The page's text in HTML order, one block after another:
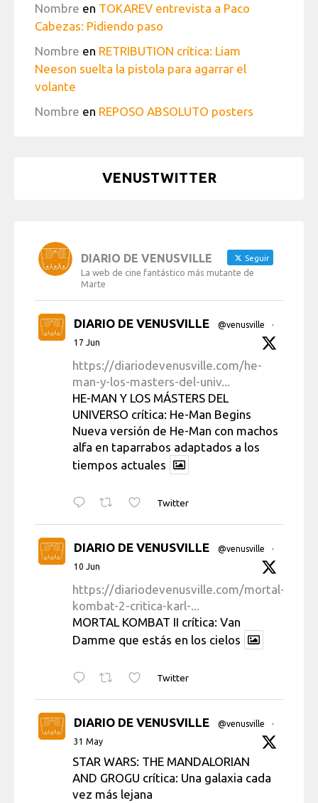
Nombre en TOKAREV entrevista a Paco
Cabezas: Pidiendo paso
Nombre en RETRIBUTION crítica: Liam
Neeson suelta la pistola para agarrar el
volante
Nombre en REPOSO ABSOLUTO posters
VENUSTWITTER
DIARIO DE VENUSVILLE Seguir
La web de cine fantástico más mutante de
Marte
DIARIO DE VENUSVILLE @venusville
·
17 Jun
https://diariodevenusville.com/he-
man-y-los-masters-del-univ...
HE-MAN Y LOS MÁSTERS DEL
UNIVERSO crítica: He-Man Begins
Nueva versión de He-Man con machos
alfa en taparrabos adaptados a los
tiempos actuales
Twitter
DIARIO DE VENUSVILLE @venusville
·
10 Jun
https://diariodevenusville.com/mortal-
kombat-2-critica-karl-...
MORTAL KOMBAT II crítica: Van
Damme que estás en los cielos
Twitter
DIARIO DE VENUSVILLE @venusville
·
31 May
STAR WARS: THE MANDALORIAN
AND GROGU crítica: Una galaxia cada
vez más lejana